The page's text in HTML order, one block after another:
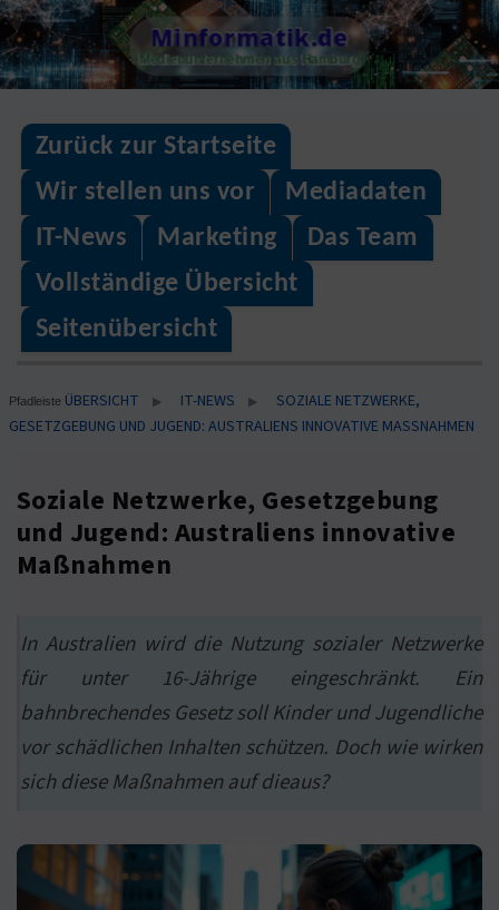
Skip
to
content
Minformatik.de
Medienunternehmen aus Hamburg
Zurück zur Startseite
Wir stellen uns vor
Mediadaten
IT-News
Marketing
Das Team
Vollständige Übersicht
Seitenübersicht
Pfadleiste ÜBERSICHT ▶ IT-NEWS ▶
SOZIALE NETZWERKE,
GESETZGEBUNG UND JUGEND: AUSTRALIENS INNOVATIVE MASSNAHMEN
Soziale Netzwerke, Gesetzgebung
und Jugend: Australiens innovative
Maßnahmen
In Australien wird die Nutzung sozialer Netzwerke
für unter 16-Jährige eingeschränkt. Ein
bahnbrechendes Gesetz soll Kinder und Jugendliche
vor schädlichen Inhalten schützen. Doch wie wirken
sich diese Maßnahmen auf dieaus?